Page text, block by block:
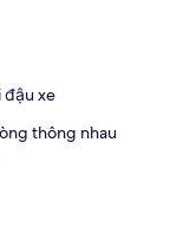
đậu xe
thông nhau